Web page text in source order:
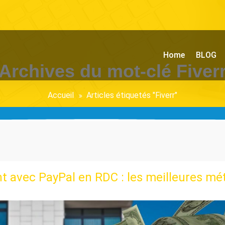
Home BLOG
du mot-clé
Accueil Articles étiquetés "Fiverr"
avec PayPal en RDC : les meilleures